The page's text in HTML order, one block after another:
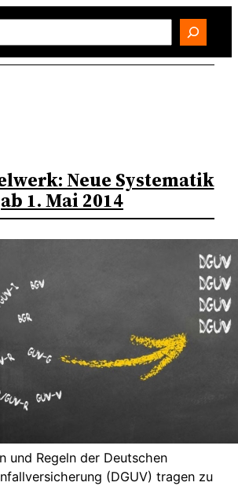
Neue Systematik
ab 1. Mai 2014
und Regeln der Deutschen
(DGUV) tragen zu